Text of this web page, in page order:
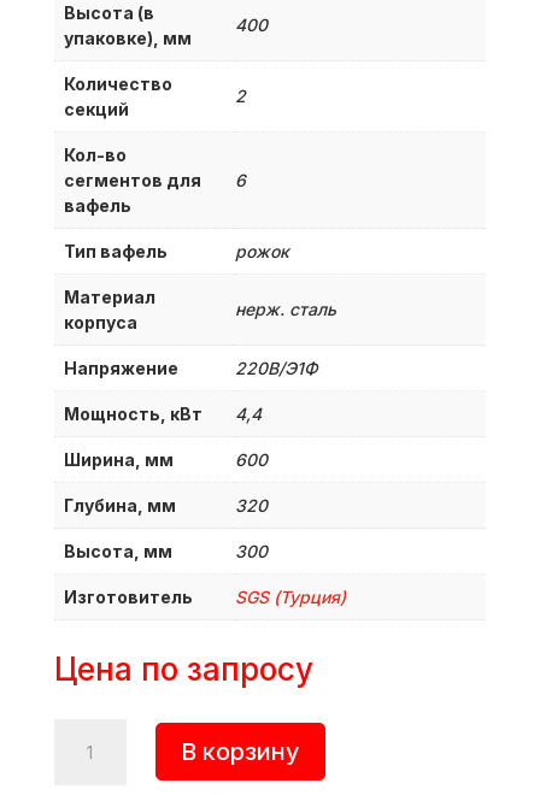
Высота (в
упаковке), мм
400
Количество
секций
2
Кол-во
сегментов для
вафель
6
Тип вафель рожок
Материал
корпуса
нерж. сталь
Напряжение 220В/Э1Ф
Мощность, кВт 4,4
Ширина, мм 600
Глубина, мм 320
Высота, мм 300
Изготовитель SGS (Турция)
Цена по запросу
товара
Вафельница,
В корзину